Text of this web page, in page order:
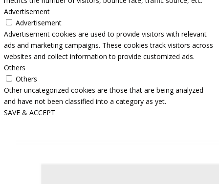
Advertisement
Advertisement
Advertisement cookies are used to provide visitors with relevant
ads and marketing campaigns. These cookies track visitors across
websites and collect information to provide customized ads.
Others
Others
Other uncategorized cookies are those that are being analyzed
and have not been classified into a category as yet.
SAVE & ACCEPT